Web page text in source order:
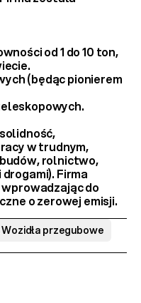
od 1 do 10 ton,
(będąc pionierem
.
solidność,
w trudnym,
rolnictwo,
Firma
do
o zerowej emisji.
Wozidła przegubowe